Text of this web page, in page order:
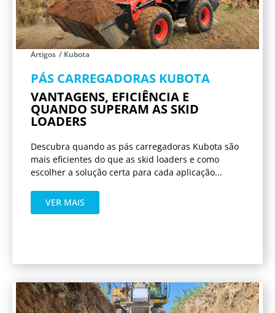
Artigos / Kubota
PÁS CARREGADORAS KUBOTA
VANTAGENS, EFICIÊNCIA E
QUANDO SUPERAM AS SKID
LOADERS
Descubra quando as pás carregadoras Kubota são
mais eficientes do que as skid loaders e como
escolher a solução certa para cada aplicação...
VER MAIS